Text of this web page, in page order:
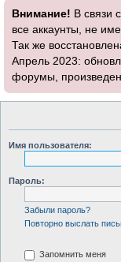
Внимание! В связи
все аккаунты, не
Так же
Апрель 2023:
форумы,
Имя пользователя:
Пароль:
Забыли пароль?
Повторно выслать
Запомнить меня